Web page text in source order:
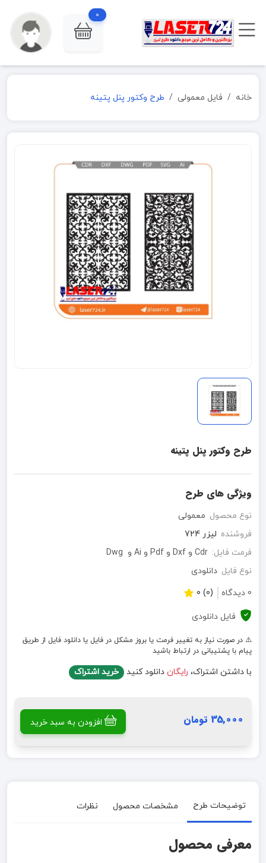
0
خانه فایل معمولی طرح وکتور پنل پتینه
طرح وکتور پنل پتینه
ویژگی های طرح
نوع محصول معمولی
فروشنده لیزر 724
فرمت فایل: Cdr و Dxf و Pdf و Ai و Dwg
نوع فایل دانلودی
0 دیدگاه
(0) 0
فایل دانلودی
⚠️ در صورت نیاز به تغییر فرمت یا بروز مشکل در فایل یا دانلود فایل از طریق
پیام با پشتیبانی در ارتباط باشید
با داشتن اشتراک، رایگان دانلود کنید خرید اشتراک
35,000 تومان افزودن به سبد خرید
توضیحات طرح مشخصات محصول نظرات
معرفی محصول